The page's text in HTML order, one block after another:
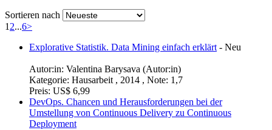
Sortieren nach
12...6>
Explorative Statistik. Data Mining einfach erklärt- Neu
Autor:in: Valentina Barysava (Autor:in)
Kategorie: Hausarbeit , 2014 , Note: 1,7
Preis: US$ 6,99
DevOps. Chancen und Herausforderungen bei der
Umstellung von Continuous Delivery zu Continuous
Deployment